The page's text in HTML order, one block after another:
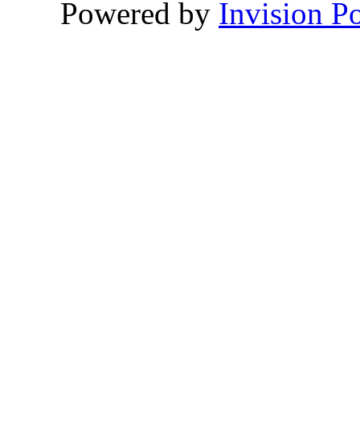
Powered by Invision